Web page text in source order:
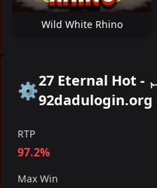
Wild White Rhino
⚙️27 Eternal Hot - دلچسپ گیم
RTP
97.2%
Max Win